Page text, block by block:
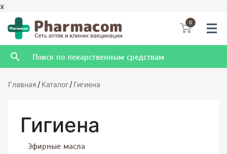
x
0
Главная /Каталог/Гигиена
Гигиена
Эфирные масла